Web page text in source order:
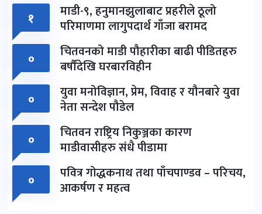
१ माडी-९, हनुमानझुलाबाट प्रहरीले ठूलो
परिमाणमा लागुपदार्थ गाँजा बरामद
०
चितवनको माडी पौहारीका बाढी पीडितहरु
बर्षौंदेखि घरबारविहीन
०
युवा मनोविज्ञान, प्रेम, विवाह र यौनबारे युवा
नेता सन्देश पौडेल
०
चितवन राष्ट्रिय निकुञ्जका कारण
माडीवासीहरु संधै पीडामा
०
पवित्र गोद्धकनाथ तथा पाँचपाण्डव – परिचय,
आकर्षण र महत्व